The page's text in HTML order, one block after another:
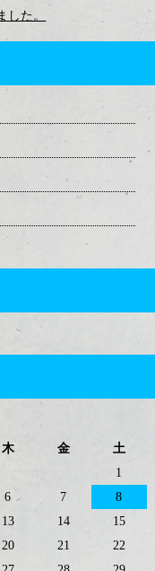
た。
木 金
土
1
6 7
8
13 14
15
20 21
22